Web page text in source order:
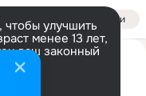
Войти
улучшить
менее 13 лет,
ваш законный